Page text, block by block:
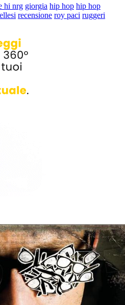
hi nrg giorgia hip hop hip hop
recensione roy paci ruggeri